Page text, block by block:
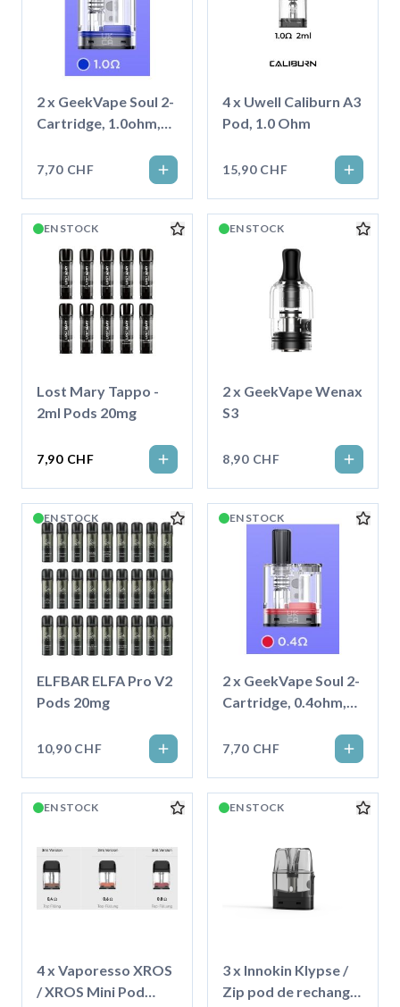
2 x GeekVape Soul 2-
Cartridge, 1.0ohm,
7,70 CHF
4 x Uwell Caliburn A3
Pod, 1.0 Ohm
15,90 CHF
EN STOCK
Lost Mary Tappo -
2ml Pods 20mg
7,90 CHF
EN STOCK
2 x GeekVape Wenax
S3
8,90 CHF
EN STOCK
ELFBAR ELFA Pro V2
Pods 20mg
10,90 CHF
EN STOCK
2 x GeekVape Soul 2-
Cartridge, 0.4ohm,
7,70 CHF
EN STOCK
4 x Vaporesso XROS
/ XROS Mini Pod
EN STOCK
3 x Innokin Klypse /
Zip pod de rechange